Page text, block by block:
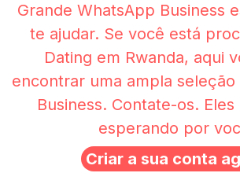
Grande WhatsApp Business
te ajudar. Se você está
Dating em Rwanda, aqui
encontrar uma ampla
Business. Contate-os. Eles
esperando por
Criar a sua conta